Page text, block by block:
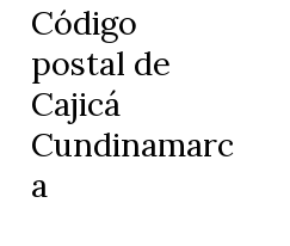
Código
postal de
Cajicá
Cundinamarc
a